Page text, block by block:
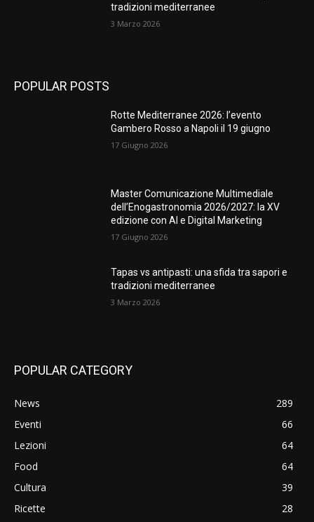
tradizioni mediterranee
3 Marzo 2026
POPULAR POSTS
Rotte Mediterranee 2026: l’evento
Gambero Rosso a Napoli il 19 giugno
17 Giugno 2026
Master Comunicazione Multimediale
dell’Enogastronomia 2026/2027: la XV
edizione con AI e Digital Marketing
17 Giugno 2026
Tapas vs antipasti: una sfida tra sapori e
tradizioni mediterranee
3 Marzo 2026
POPULAR CATEGORY
News
289
Eventi
66
Lezioni
64
Food
64
Cultura
39
Ricette
28